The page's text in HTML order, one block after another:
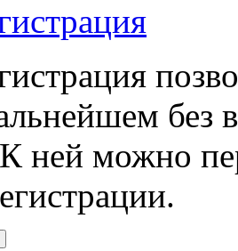
без
ней можно